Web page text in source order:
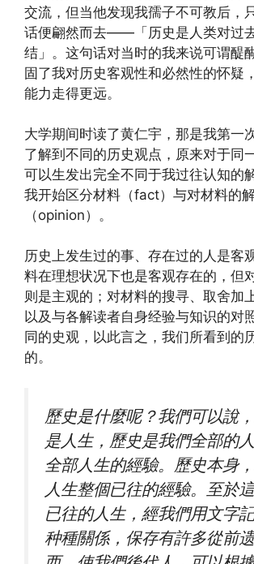
交流，但当他发现我孺子不可教后，
话便翩然而去——「历史是人类对过
结」。这句话对当时的我来说可谓醍
固了我对历史客观性和必然性的怀疑
能力走得更远。
大学期间时读了黄仁宇，那是我第一
了解到不同的历史观点，原来对于同
可以生发出完全不同于我过往认知的
我开始区分材料（fact）与对材料的
（opinion）。
历史上发生过的事、存在过的人是客
料在理想状况下也是客观存在的，但
则是主观的；对材料的搜寻、取舍加
以及与各解读者自身经验与知识的对
同的史观，以此言之，我们所看到的
的。
歷史是什麼呢？我們可以說
是人生，歷史是我們全部的
全部人生的經驗。歷史本身
人生整個已往的經驗。至於
已往的人生，經我們用文字
种種關係，保存有許多從前